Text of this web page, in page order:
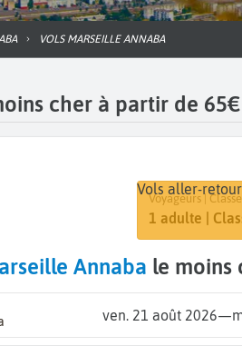
VOLS MARSEILLE ANNABA
cher à partir de
Départ
Marseille
Dates
21 août - 9
Voyageurs | Classe
1 adulte |
Vols aller-retour
Annaba le moins
ven. 21 août 2026—